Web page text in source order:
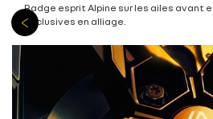
Badge esprit Alpine sur les ailes avant
exclusives en alliage.